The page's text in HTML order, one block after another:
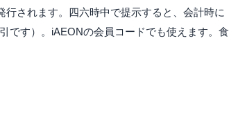
されます。四六時中で提示すると、会計時に
です）。iAEONの会員コードでも使えます。食